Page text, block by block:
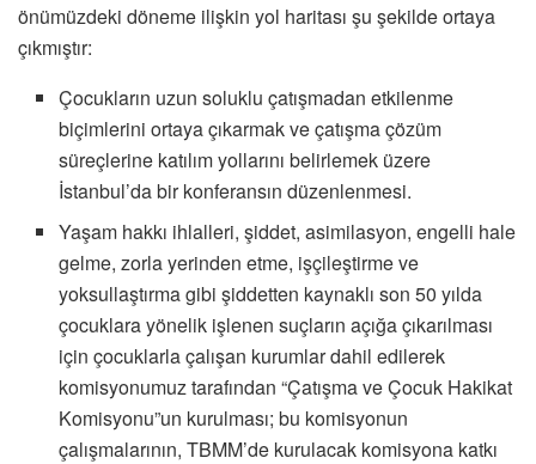
önümüzdeki döneme ilişkin yol haritası şu şekilde ortaya
çıkmıştır:
Çocukların uzun soluklu çatışmadan etkilenme
biçimlerini ortaya çıkarmak ve çatışma çözüm
süreçlerine katılım yollarını belirlemek üzere
İstanbul’da bir konferansın düzenlenmesi.
Yaşam hakkı ihlalleri, şiddet, asimilasyon, engelli hale
gelme, zorla yerinden etme, işçileştirme ve
yoksullaştırma gibi şiddetten kaynaklı son 50 yılda
çocuklara yönelik işlenen suçların açığa çıkarılması
için çocuklarla çalışan kurumlar dahil edilerek
komisyonumuz tarafından “Çatışma ve Çocuk Hakikat
Komisyonu”un kurulması; bu komisyonun
çalışmalarının, TBMM’de kurulacak komisyona katkı